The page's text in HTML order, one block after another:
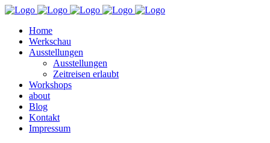
Home
Werkschau
Ausstellungen
Ausstellungen
Zeitreisen erlaubt
Workshops
about
Blog
Kontakt
Impressum